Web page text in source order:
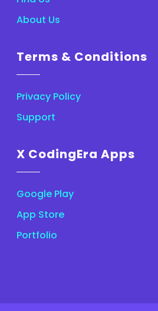
About Us
Terms & Conditions
Privacy Policy
Support
X CodingEra Apps
Google Play
App Store
Portfolio